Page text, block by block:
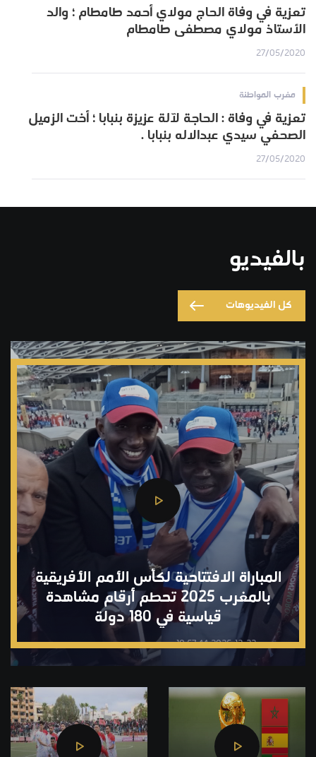
تعزية في وفاة الحاج مولاي أحمد طامطام ؛ والد
الأستاذ مولاي مصطفى طامطام
27/05/2020
مغرب المواطنة
تعزية في وفاة : الحاجة لآلة عزيزة بنبابا ؛ أخت الزميل
الصحفي سيدي عبدالاله بنبابا .
27/05/2020
بالفيديو
كل الفيديوهات
2025-12-22 10:57:44
المباراة الافتتاحية لكأس الأمم الأفريقية
بالمغرب 2025 تحطم أرقام مشاهدة
قياسية في 180 دولة